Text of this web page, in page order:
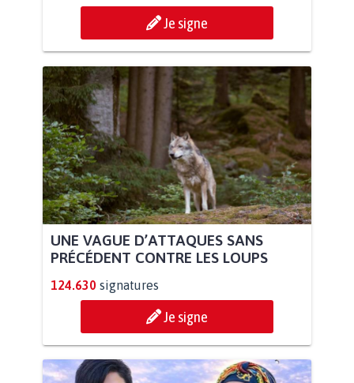
Je signe
UNE VAGUE D’ATTAQUES SANS
PRÉCÉDENT CONTRE LES LOUPS
124.630 signatures
Je signe